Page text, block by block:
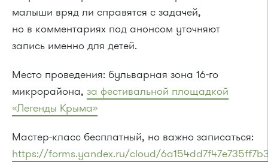
малыши вряд ли справятся с задачей,
но в комментариях под анонсом уточняют
запись именно для детей.
Место проведения: бульварная зона 16-го
микрорайона, за фестивальной площадкой
«Легенды Крыма»
Мастер-класс бесплатный, но важно записаться:
https://forms.yandex.ru/cloud/